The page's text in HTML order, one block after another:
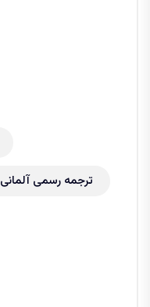
ترجمه رسمی آلمانی